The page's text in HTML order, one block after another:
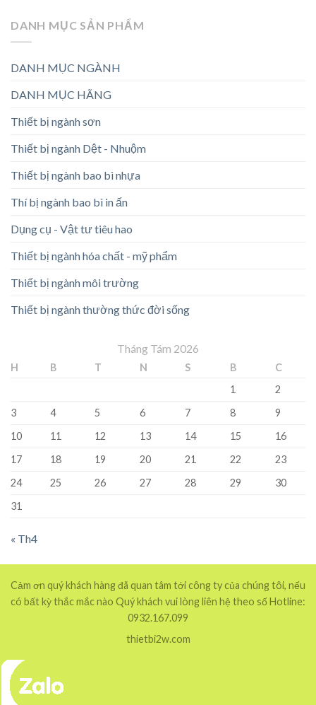
DANH MỤC SẢN PHẨM
DANH MỤC NGÀNH
DANH MỤC HÃNG
Thiết bị ngành sơn
Thiết bị ngành Dệt - Nhuộm
Thiết bị ngành bao bì nhựa
Thí bị ngành bao bì in ấn
Dụng cụ - Vật tư tiêu hao
Thiết bị ngành hóa chất - mỹ phẩm
Thiết bị ngành môi trường
Thiết bị ngành thường thức đời sống
Tháng Tám 2026
H B T N S B
C
1
2
3
4 5 6 7 8
9
10
11 12 13 14 15
16
17
18 19 20 21 22
23
24
25 26 27 28 29
30
31
« Th4
Cảm ơn quý khách hàng đã quan tâm tới công ty của chúng tôi, nếu
có bất kỳ thắc mắc nào Quý khách vui lòng liên hệ theo số Hotline:
0932.167.099
thietbi2w.com